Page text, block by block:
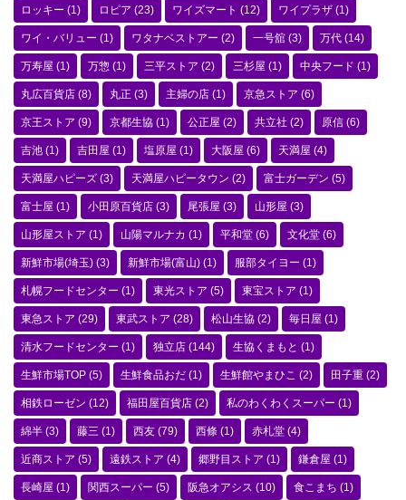
ロッキー (1) ロピア (23) ワイズマート (12) ワイプラザ (1)
ワイ・バリュー (1) ワタナベストアー (2) 一号舘 (3) 万代 (14)
万寿屋 (1) 万惣 (1) 三平ストア (2) 三杉屋 (1) 中央フード (1)
丸広百貨店 (8) 丸正 (3) 主婦の店 (1) 京急ストア (6)
京王ストア (9) 京都生協 (1) 公正屋 (2) 共立社 (2) 原信 (6)
吉池 (1) 吉田屋 (1) 塩原屋 (1) 大阪屋 (6) 天満屋 (4)
天満屋ハピーズ (3) 天満屋ハピータウン (2) 富士ガーデン (5)
富士屋 (1) 小田原百貨店 (3) 尾張屋 (3) 山形屋 (3)
山形屋ストア (1) 山陽マルナカ (1) 平和堂 (6) 文化堂 (6)
新鮮市場(埼玉) (3) 新鮮市場(富山) (1) 服部タイヨー (1)
札幌フードセンター (1) 東光ストア (5) 東宝ストア (1)
東急ストア (29) 東武ストア (28) 松山生協 (2) 毎日屋 (1)
清水フードセンター (1) 独立店 (144) 生協くまもと (1)
生鮮市場TOP (5) 生鮮食品おだ (1) 生鮮館やまひこ (2) 田子重 (2)
相鉄ローゼン (12) 福田屋百貨店 (2) 私のわくわくスーパー (1)
綿半 (3) 藤三 (1) 西友 (79) 西條 (1) 赤札堂 (4)
近商ストア (5) 遠鉄ストア (4) 郷野目ストア (1) 鎌倉屋 (1)
長崎屋 (1) 関西スーパー (5) 阪急オアシス (10) 食こまち (1)